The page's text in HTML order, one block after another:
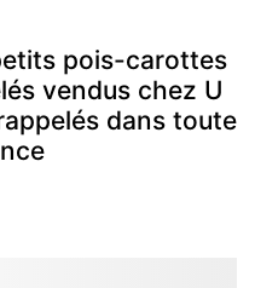
pois-carottes
vendus chez U
dans toute